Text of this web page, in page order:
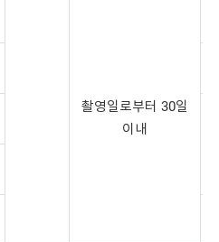
촬영일로부터 30일
이내